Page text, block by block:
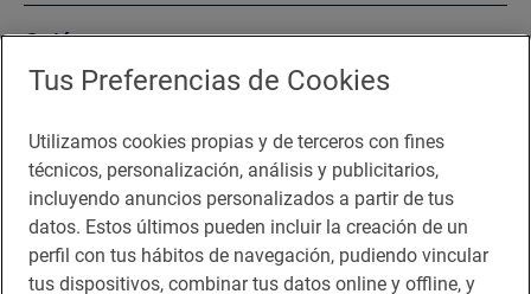
Quiénes somos
Sala de prensa
Te puede interesar
Tus Preferencias de Cookies
Utilizamos cookies propias y de terceros con fines
técnicos, personalización, análisis y publicitarios,
incluyendo anuncios personalizados a partir de tus
datos. Estos últimos pueden incluir la creación de un
perfil con tus hábitos de navegación, pudiendo vincular
tus dispositivos, combinar tus datos online y offline, y